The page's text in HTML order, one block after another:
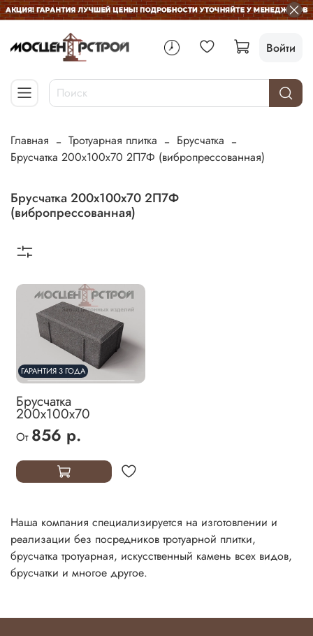
Войти
Главная Тротуарная плитка
Брусчатка
Брусчатка 200х100х70 2П7Ф (вибропрессованная)
Брусчатка 200х100х70 2П7Ф
(вибропрессованная)
ГАРАНТИЯ 3 ГОДА
Брусчатка
200х100х70
От 856 р.
Наша компания специализируется на изготовлении и
реализации без посредников тротуарной плитки,
брусчатка тротуарная, искусственный камень всех видов,
брусчатки и многое другое.